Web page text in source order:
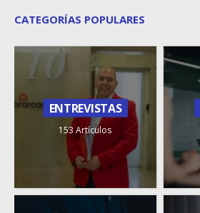
CATEGORÍAS POPULARES
ENTREVISTAS
153 Artículos